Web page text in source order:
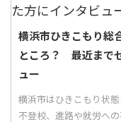
横浜市ひきこもり総
ところ？ 最近まで
ュー
横浜市はひきこもり状
不登校、進路や就労へ